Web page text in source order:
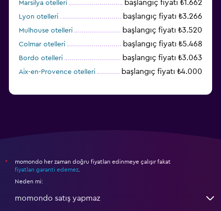
Marsilya otelleri başlangıç fiyatı ₺1.662
Lyon otelleri başlangıç fiyatı ₺3.266
Mulhouse otelleri başlangıç fiyatı ₺3.520
Colmar otelleri başlangıç fiyatı ₺5.468
Bordo otelleri başlangıç fiyatı ₺3.063
Aix-en-Provence otelleri başlangıç fiyatı ₺4.000
*
momondo her zaman doğru fiyatları edinmeye çalışır fakat
fiyatları garanti edemez
Neden mi:
momondo satış yapmaz